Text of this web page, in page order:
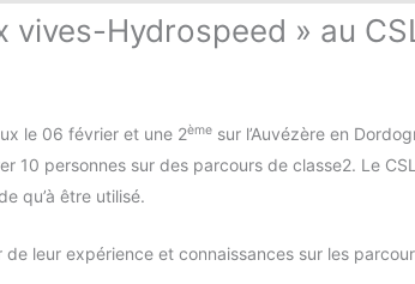
vives-Hydrospeed » au
le 06 février et une 2ème sur l’Auvézère en
10 personnes sur des parcours de classe2. Le
qu’à être utilisé.
leur expérience et connaissances sur les